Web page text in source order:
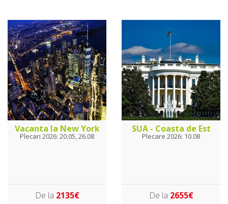
Vacanta la New York
Plecari 2026: 20.05, 26.08
De la 2135€
SUA - Coasta de Est
Plecare 2026: 10.08
De la 2655€